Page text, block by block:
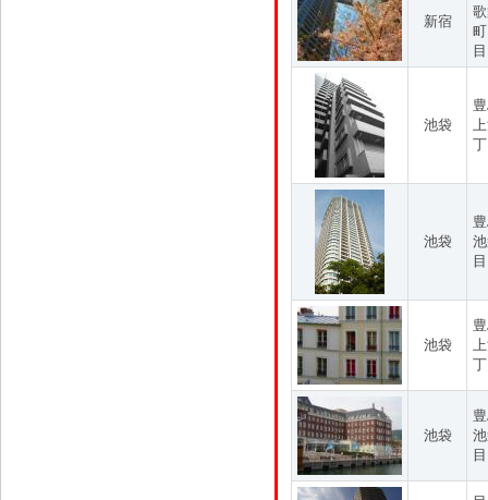
新宿
目
池袋
池袋
目
池袋
池袋